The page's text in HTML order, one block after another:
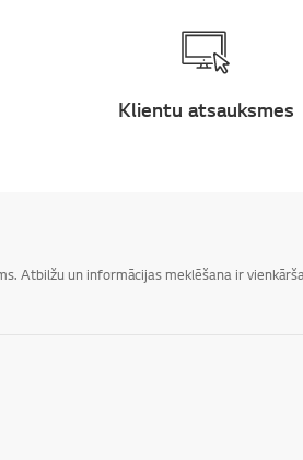
Klientu atsauksmes
Atbilžu un informācijas meklēšana ir